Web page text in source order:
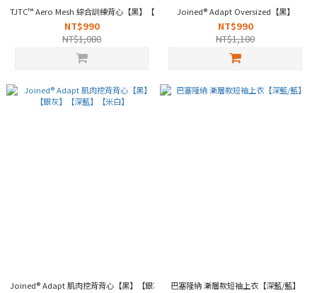
TJTC™ Aero Mesh 綜合訓練背心【黑】【白】【深灰】【松綠】
NT$990
NT$1,080
Joined® Adapt Oversized【黑】
NT$990
NT$1,180
Joined® Adapt 肌肉挖背背心【黑】【銀灰】【深藍】【米白】巴塞隆納 漸層款短袖上衣【深藍/藍】